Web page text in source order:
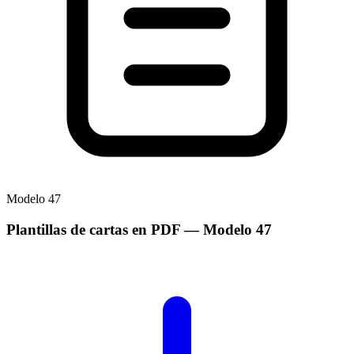
Modelo 47
Plantillas de cartas en PDF— Modelo 47